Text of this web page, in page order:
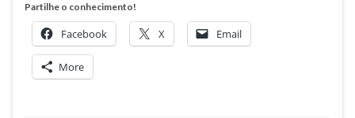
Partilhe o conhecimento!
Facebook X Email
More